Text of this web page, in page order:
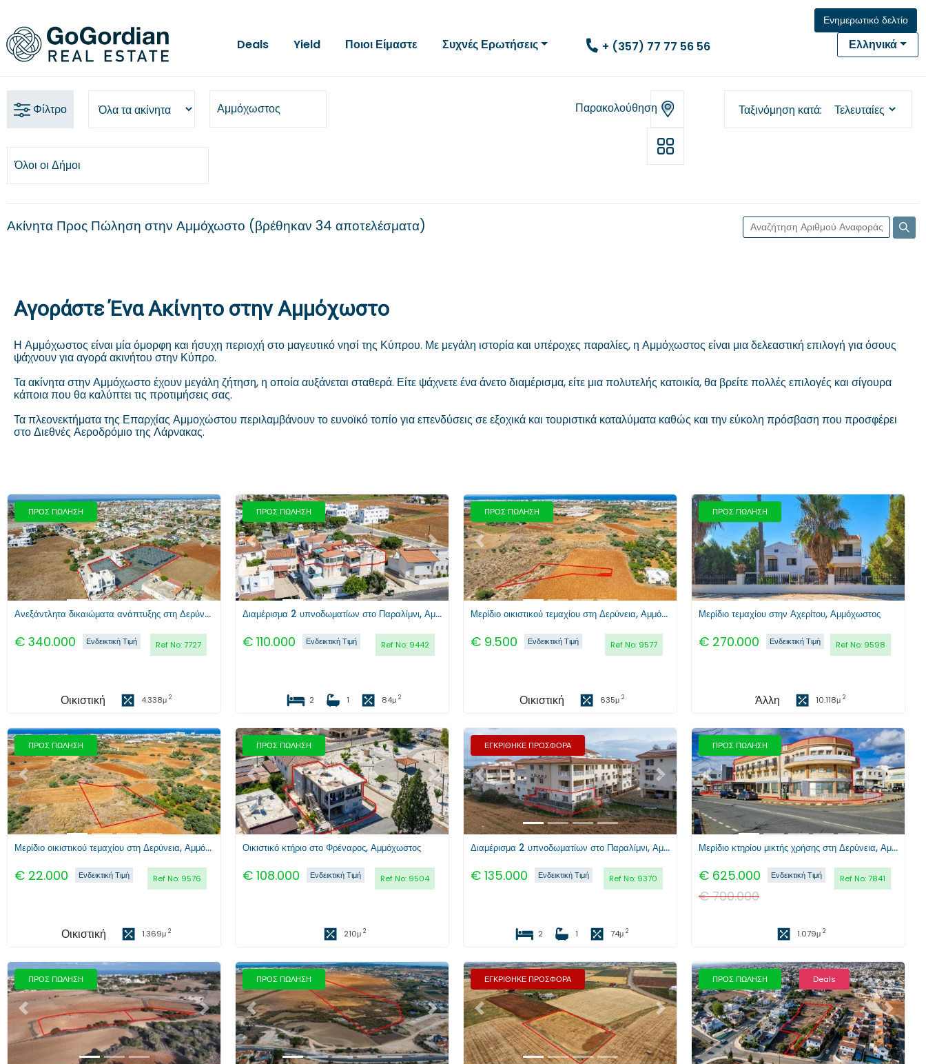
Deals Yield Ποιοι Είμαστε Συχνές Ερωτήσεις + (357) 77 77 56 56
Ενημερωτικό δελτίο
Ελληνικά
Φίλτρο Αμμόχωστος
Όλοι οι Δήμοι
Παρακολούθηση Ταξινόμηση κατά
Ακίνητα Προς Πώληση στην Αμμόχωστο βρέθηκαν 34 αποτελέσματα
Αγοράστε Ένα Ακίνητο στην Αμμόχωστο
Η Αμμόχωστος είναι μία όμορφη και ήσυχη περιοχή στο μαγευτικό νησί της Κύπρου. Με μεγάλη ιστορία και υπέροχες παραλίες, η Αμμόχωστος είναι μια δελεαστική επιλογή για όσους
ψάχνουν για αγορά ακινήτου στην Κύπρο.
Τα ακίνητα στην Αμμόχωστο έχουν μεγάλη ζήτηση, η οποία αυξάνεται σταθερά. Είτε ψάχνετε ένα άνετο διαμέρισμα, είτε μια πολυτελής κατοικία, θα βρείτε πολλές επιλογές και σίγουρα
κάποια που θα καλύπτει τις προτιμήσεις σας.
Τα πλεονεκτήματα της Επαρχίας Αμμοχώστου περιλαμβάνουν το ευνοϊκό τοπίο για επενδύσεις σε εξοχικά και τουριστικά καταλύματα καθώς και την εύκολη πρόσβαση που προσφέρει
στο Διεθνές Αεροδρόμιο της Λάρνακας.
ΠΡΟΣ ΠΩΛΗΣΗ
Προηγούμενο Επόμενο
Ανεξάντλητα δικαιώματα ανάπτυξης στη Δερύνεια, Αμμόχωστος
€ 340.000 Ref No:7727
Ενδεικτική Τιμή
Οικιστική 4.338μ 2
ΠΡΟΣ ΠΩΛΗΣΗ
Προηγούμενο Επόμενο
Διαμέρισμα 2 υπνοδωματίων στο Παραλίμνι, Αμμόχωστος
€ 110.000 Ref No: 9442
Ενδεικτική Τιμή
2 1 84μ 2
ΠΡΟΣ ΠΩΛΗΣΗ
Προηγούμενο Επόμενο
Μερίδιο οικιστικού τεμαχίου στη Δερύνεια, Αμμόχωστος
€ 9.500 Ref No: 9577
Ενδεικτική Τιμή
Οικιστική 635μ 2
ΠΡΟΣ ΠΩΛΗΣΗ
Προηγούμενο Επόμενο
Μερίδιο τεμαχίου στην Αχερίτου, Αμμόχωστος
€ 270.000 Ref No: 9598
Ενδεικτική Τιμή
Άλλη 10.118μ 2
ΠΡΟΣ ΠΩΛΗΣΗ
Προηγούμενο Επόμενο
Μερίδιο οικιστικού τεμαχίου στη Δερύνεια, Αμμόχωστος
€ 22.000 Ref No: 9576
Ενδεικτική Τιμή
Οικιστική 1.369μ 2
ΠΡΟΣ ΠΩΛΗΣΗ
Προηγούμενο Επόμενο
Οικιστικό κτήριο στο Φρέναρος, Αμμόχωστος
€ 108.000 Ref No: 9504
Ενδεικτική Τιμή
210μ 2
ΕΓΚΡΙΘΗΚΕ ΠΡΟΣΦΟΡΑ
Προηγούμενο Επόμενο
Διαμέρισμα 2 υπνοδωματίων στο Παραλίμνι, Αμμόχωστος
€ 135.000 Ref No: 9370
Ενδεικτική Τιμή
2 1 74μ 2
ΠΡΟΣ ΠΩΛΗΣΗ
Προηγούμενο Επόμενο
Μερίδιο κτηρίου μικτής χρήσης στη Δερύνεια, Αμμόχωστος
€ 625.000 Ref No:7841
Ενδεικτική Τιμή
€700.000
1.079μ 2
ΠΡΟΣ ΠΩΛΗΣΗ
Προηγούμενο Επόμενο
ΠΡΟΣ ΠΩΛΗΣΗ
Προηγούμενο Επόμενο
ΕΓΚΡΙΘΗΚΕ ΠΡΟΣΦΟΡΑ
Προηγούμενο Επόμενο
ΠΡΟΣ ΠΩΛΗΣΗ Deals
Προηγούμενο Επόμενο